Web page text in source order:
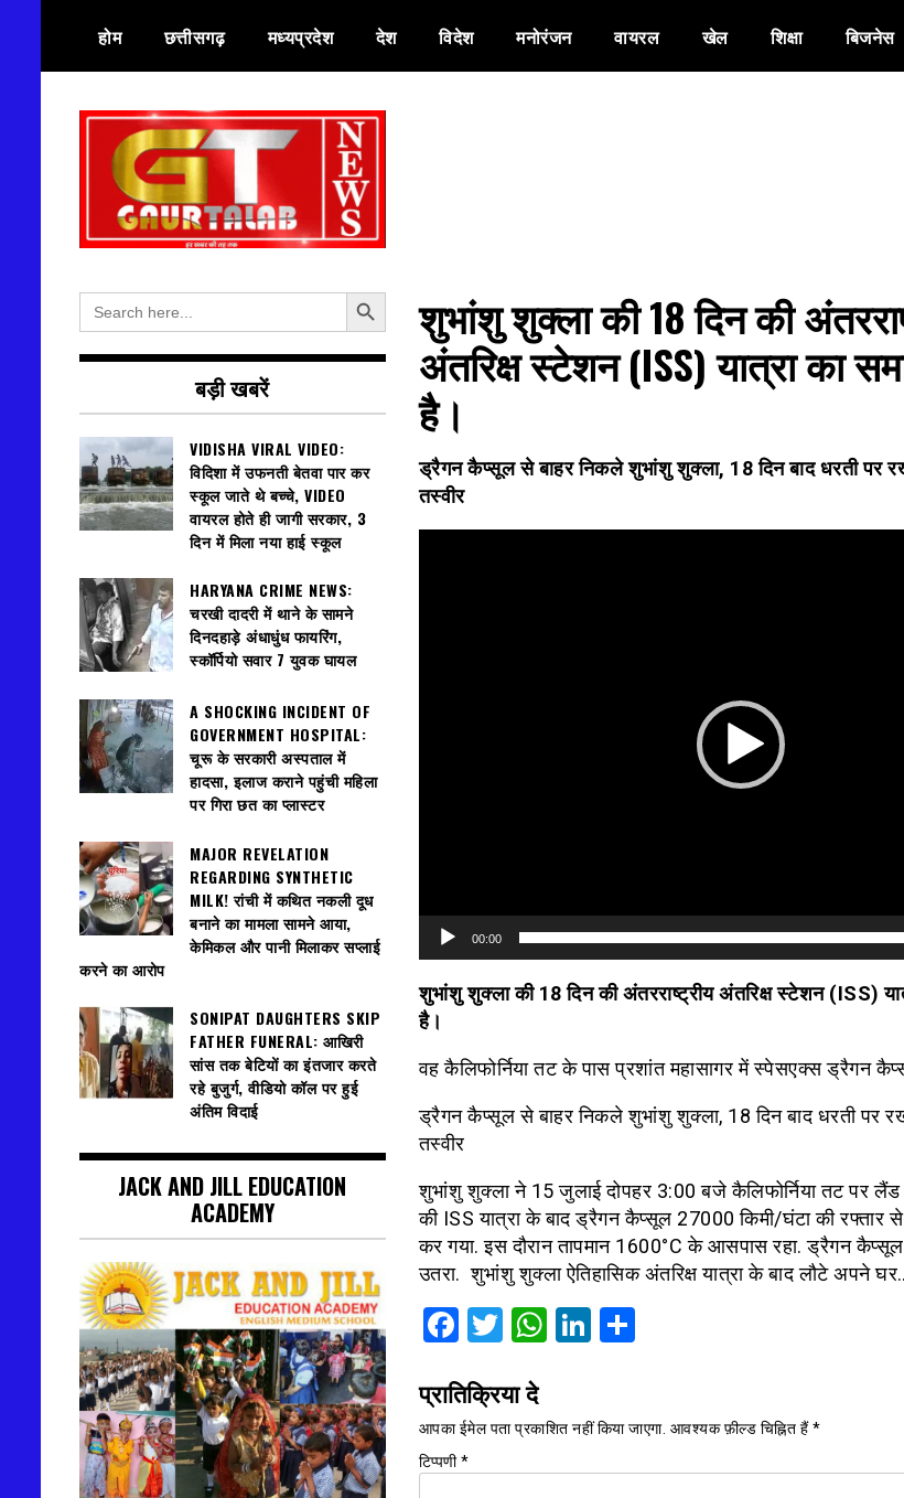
content
होम छत्तीसगढ़ मध्यप्रदेश देश विदेश मनोरंजन वायरल खेल शिक्षा बिजनेस
गौरतलब न्यूज
शुभांशु शुक्ला की 18 दिन की
अंतरिक्ष स्टेशन (ISS) यात्रा का
है।
ड्रैगन कैप्सूल से बाहर निकले शुभांशु शुक्ला, 18 दिन बाद धरती पर
तस्वीर
00:00
शुभांशु शुक्ला की 18दिन की अंतरराष्ट्रीय अंतरिक्ष स्टेशन (ISS)
है।
वह कैलिफोर्निया तट के पास प्रशांत महासागर में स्पेसएक्स ड्रैगन
ड्रैगन कैप्सूल से बाहर निकले शुभांशु शुक्ला, 18 दिन बाद धरती पर
तस्वीर
शुभांशु शुक्ला ने 15 जुलाई दोपहर 3:00 बजे कैलिफोर्निया तट पर लैंड
की ISS यात्रा के बाद ड्रैगन कैप्सूल 27000 किमी/घंटा की रफ्तार
कर गया. इस दौरान तापमान 1600°C के आसपास रहा. ड्रैगन
उतरा. शुभांशु शुक्ला ऐतिहासिक अंतरिक्ष यात्रा के बाद लौटे अपने
Facebook
Twitter
WhatsApp
LinkedIn
Share
प्रातिक्रिया दे
आपका ईमेल पता प्रकाशित नहीं किया जाएगा. आवश्यक फ़ील्ड चिह्नित हैं*
टिप्पणी*
Search
for:
Search Button
बड़ी खबरें
VIDISHA VIRAL VIDEO:
विदिशा में उफनती बेतवा पार कर
स्कूल जाते थे बच्चे, VIDEO
वायरल होते ही जागी सरकार, 3
दिन में मिला नया हाई स्कूल
HARYANA CRIME NEWS:
चरखी दादरी में थाने के सामने
दिनदहाड़े अंधाधुंध फायरिंग,
स्कॉर्पियो सवार 7 युवक घायल
A SHOCKING INCIDENT OF
GOVERNMENT HOSPITAL:
चूरू के सरकारी अस्पताल में
हादसा, इलाज कराने पहुंची महिला
पर गिरा छत का प्लास्टर
MAJOR REVELATION
REGARDING SYNTHETIC
MILK! रांची में कथित नकली दूध
बनाने का मामला सामने आया,
केमिकल और पानी मिलाकर सप्लाई
करने का आरोप
SONIPAT DAUGHTERS SKIP
FATHER FUNERAL: आखिरी
सांस तक बेटियों का इंतजार करते
रहे बुजुर्ग, वीडियो कॉल पर हुई
अंतिम विदाई
JACK AND JILL EDUCATION
ACADEMY